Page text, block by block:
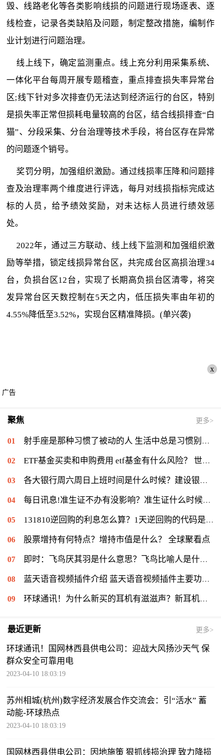
毁、线路老化等各类影响线损的问题进行现场逐表、逐
线检查，记录各类缺陷及问题，制定整改措施，编制作
业计划进行问题治理。
线上线下，确定监测重点。线上充分利用采集系统、
一体化平台每周开展专题稽查，重点排查损失率异常台
区;线下针对多次排查仍无法达到经济运行的台区，特别
是损失率正常但损耗电量较高的台区，结合线损排查“白
猫”、分段采集、分台治理等技术手段，将台区存在异常
的问题逐个销号。
奖罚分明，加强组织激励。通过线损率压降和问题排
查及治理率两个维度进行评选，每月对线损指标完成达
标的人员，给予绩效奖励，对未达标人员进行绩效惩
处。
2022年，通过三方联动、线上线下监测和加强组织激
励等举措，锁定线损异常台区，共完成台区高损治理34
台，负损台区12台，实现了长期高负损台区清零，将突
发异常台区天数控制在5天之内，低压损失率由年初的
4.55%降低至3.52%，实现台区精准降损。(单兴袭)
x
广告
聚焦 更多>
射手座是那种习惯了被动的人 生活中总是习惯别人对自己好？_世界新要闻
ETF基金买卖和申购费用 etf基金有什么风险？ 世界今日讯
各大银行周六周日上班时间是什么时候？建设银行周天有上班吗？ 全球今亮点
每日讯息!准生证不办有没影响？准生证什么时候办？
131810逆回购的利息怎么算？1天逆回购的代码是什么？
股票增持有何特点？增持市值是什么？ 全球聚看点
即时：飞鸟厌其羽是什么意思？飞鸟比喻人是什么意思？
蓝天语音视频插件介绍 蓝天语音视频插件主要功能|世界即时
环球通讯！为什么新买的耳机有滋滋声？新耳机有杂音滋滋怎么办？
最近更新 更多>
环球通讯！国网林西县供电公司：迎战大风扬沙天气 保
群众安全可靠用电
2023-04-10 18:03:19
苏州相城(杭州)数字经济发展合作交流会：引“活水” 蓄
动能-环球热点
2023-04-10 18:03:19
国网林西县供电公司：因地施策 狠抓线损治理 致力降损